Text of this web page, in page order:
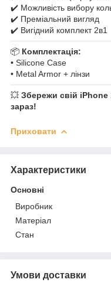
✔️ Можливість вибору
✔️ Преміальний вигляд
✔️ Вигідний комплект 2в1
📦 Комплектація:
• Silicone Case
• Metal Armor + лінзи
💥 Збережи свій
зараз!
Приховати
Характеристики
Основні
Виробник
Матеріал
Стан
Умови доставки